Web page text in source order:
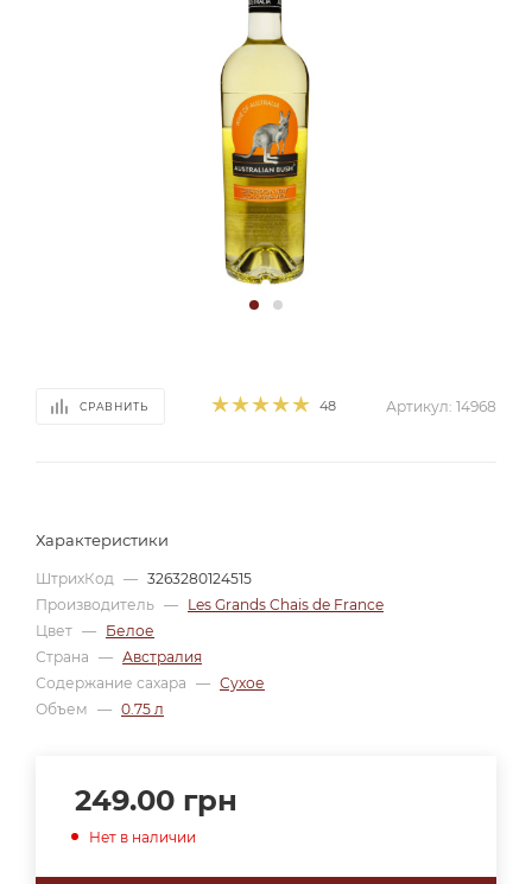
СРАВНИТЬ 48 Артикул: 14968
Характеристики
ШтрихКод — 3263280124515
Производитель — Les Grands Chais de France
Цвет — Белое
Страна — Австралия
Содержание сахара — Сухое
Объем — 0.75 л
249.00 грн
Нет в наличии